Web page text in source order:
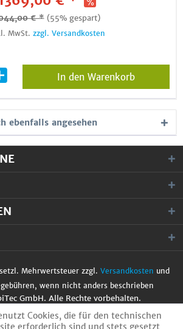
€ * (55% gespart)
MwSt. zzgl. Versandkosten
In den Warenkorb
ebenfalls angesehen
Mehrwertsteuer zzgl. Versandkosten und
wenn nicht anders beschrieben
GmbH. Alle Rechte vorbehalten.
Cookies, die für den technischen
erforderlich sind und stets gesetzt